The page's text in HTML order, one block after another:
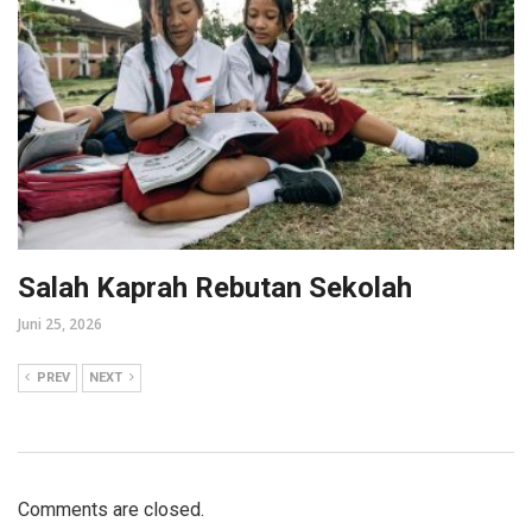
Salah Kaprah Rebutan Sekolah
Juni 25, 2026
PREV NEXT
Comments are closed.